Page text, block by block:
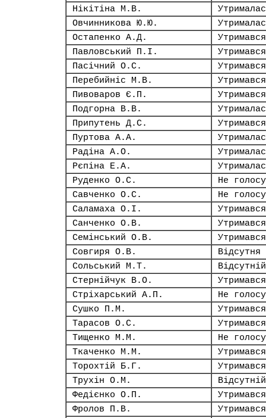
Нікітіна М.В.
Овчинникова Ю.Ю.
Остапенко А.Д.
Утримався
Павловський П.І.
Утримався
Пасічний О.С.
Утримався
Перебийніс М.В.
Утримався
Пивоваров Є.П.
Утримався
Подгорна В.В.
Припутень Д.С.
Утримався
Пуртова А.А.
Радіна А.О.
Рєпіна Е.А.
Руденко О.С.
Не
Савченко О.С.
Не
Саламаха О.І.
Утримався
Санченко О.В.
Утримався
Семінський О.В.
Утримався
Совгиря О.В.
Відсутня
Сольський М.Т.
Відсутній
Стернійчук В.О.
Утримався
Стріхарський А.П.
Не
Сушко П.М.
Утримався
Тарасов О.С.
Утримався
Тищенко М.М.
Не
Ткаченко М.М.
Утримався
Торохтій Б.Г.
Утримався
Трухін О.М.
Відсутній
Федієнко О.П.
Утримався
Фролов П.В.
Утримався